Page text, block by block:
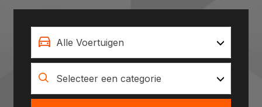
Alle Voertuigen
Selecteer een categorie